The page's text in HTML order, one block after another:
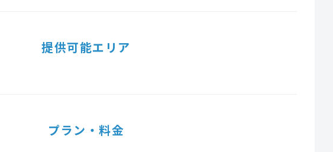
提供可能エリア
プラン・料金